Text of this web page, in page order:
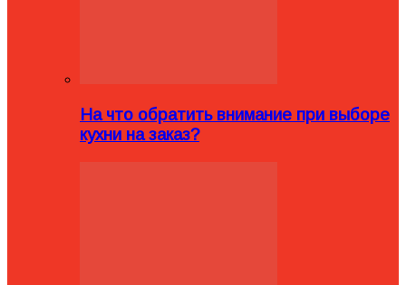
На что обратить внимание при выборе
кухни на заказ?